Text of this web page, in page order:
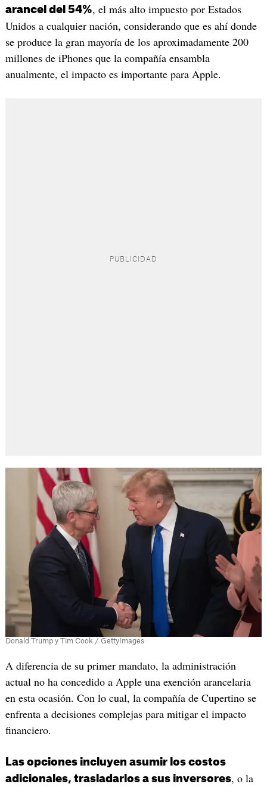
arancel del 54%, el más alto impuesto por Estados
Unidos a cualquier nación, considerando que es ahí donde
se produce la gran mayoría de los aproximadamente 200
millones de iPhones que la compañía ensambla
anualmente, el impacto es importante para Apple.
Donald Trump y Tim Cook / GettyImages
A diferencia de su primer mandato, la administración
actual no ha concedido a Apple una exención arancelaria
en esta ocasión. Con lo cual, la compañía de Cupertino se
enfrenta a decisiones complejas para mitigar el impacto
financiero.
Las opciones incluyen asumir los costos
adicionales, trasladarlos a sus inversores, o la